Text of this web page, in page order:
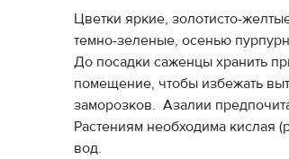
Цветки яркие, золотисто-
темно-зеленые, осенью
До посадки саженцы хранить
помещение, чтобы избежать
заморозков. Азалии
Растениям необходима кислая
вод.